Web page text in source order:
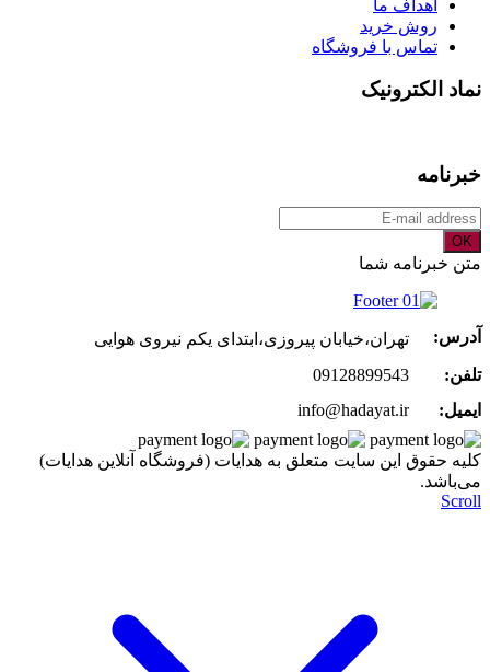
اهداف ما
روش خرید
تماس با فروشگاه
نماد الکترونیک
خبرنامه
OK
متن خبرنامه شما
آدرس:
تهران،خیابان پیروزی،ابتدای یکم نیروی هوایی
تلفن:
09128899543
ایمیل:
info@hadayat.ir
کليه حقوق اين سايت متعلق به هدایات (فروشگاه آنلاین هدایات)
می‌باشد.
Scroll